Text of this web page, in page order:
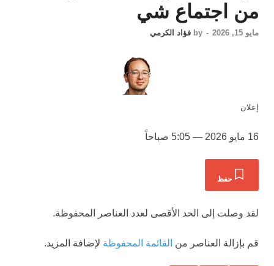
من اجتماع شي
مايو 15, 2026 -
by فؤاد الكرمي
إعلان
16 مايو 2026 — 5:05 صباحاً
حفظ
لقد وصلت إلى الحد الأقصى لعدد العناصر المحفوظة.
قم بإزالة العناصر من القائمة المحفوظة لإضافة المزيد.